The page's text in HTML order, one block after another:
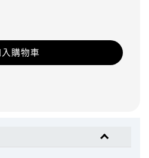
購物車